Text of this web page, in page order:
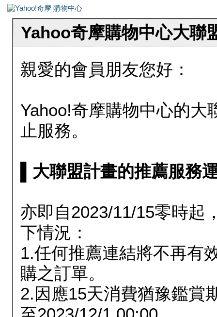
Yahoo奇摩購物中心大聯
親愛的會員朋友您好：
Yahoo!奇摩購物中心的大
止服務。
▌大聯盟計畫的推薦服務
亦即自2023/11/15零時起
下情況：
1.任何推薦連結將不再有
購之訂單。
2.因應15天消費猶豫鑑賞